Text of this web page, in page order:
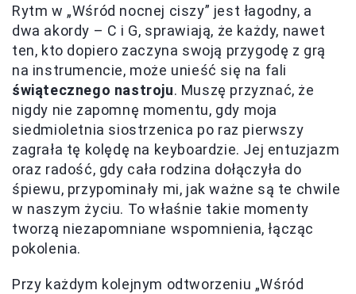
Rytm w „Wśród nocnej ciszy” jest łagodny, a
dwa akordy – C i G, sprawiają, że każdy, nawet
ten, kto dopiero zaczyna swoją przygodę z grą
na instrumencie, może unieść się na fali
świątecznego nastroju. Muszę przyznać, że
nigdy nie zapomnę momentu, gdy moja
siedmioletnia siostrzenica po raz pierwszy
zagrała tę kolędę na keyboardzie. Jej entuzjazm
oraz radość, gdy cała rodzina dołączyła do
śpiewu, przypominały mi, jak ważne są te chwile
w naszym życiu. To właśnie takie momenty
tworzą niezapomniane wspomnienia, łącząc
pokolenia.
Przy każdym kolejnym odtworzeniu „Wśród